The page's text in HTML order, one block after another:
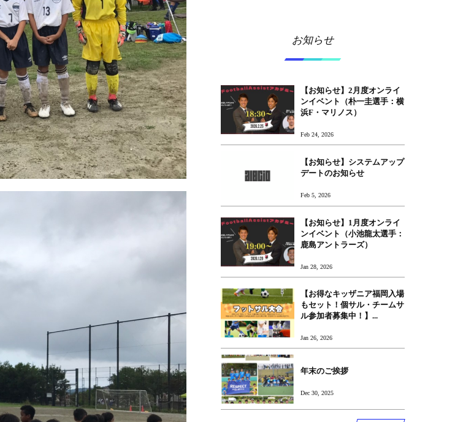
お知らせ
【お知らせ】2月度オンライ
ンイベント（朴一圭選手：横
浜F・マリノス）
Feb 24, 2026
【お知らせ】システムアップ
デートのお知らせ
Feb 5, 2026
【お知らせ】1月度オンライ
ンイベント（小池龍太選手：
鹿島アントラーズ）
Jan 28, 2026
【お得なキッザニア福岡入場
もセット！個サル・チームサ
ル参加者募集中！】...
Jan 26, 2026
年末のご挨拶
Dec 30, 2025